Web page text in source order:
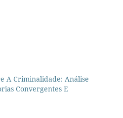
A Criminalidade: Análise
Convergentes E